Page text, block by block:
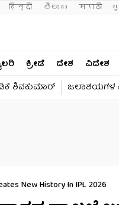
हिन्दी తెలుగు मराठी
ಕ್ರೀಡೆ ದೇಶ ವಿದೇಶ
ಶಿವಕುಮಾರ್​ ಜಲಾಶಯಗಳ
New History In IPL 2026